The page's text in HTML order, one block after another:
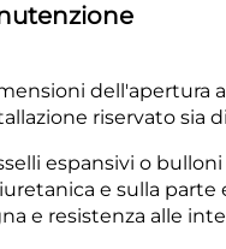
dell'apertura
riservato sia
espansivi o
e sulla
e resistenza alle